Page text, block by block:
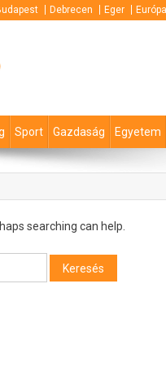
Debrecen Eger Európa
Sport Gazdaság Egyetem
searching can help.